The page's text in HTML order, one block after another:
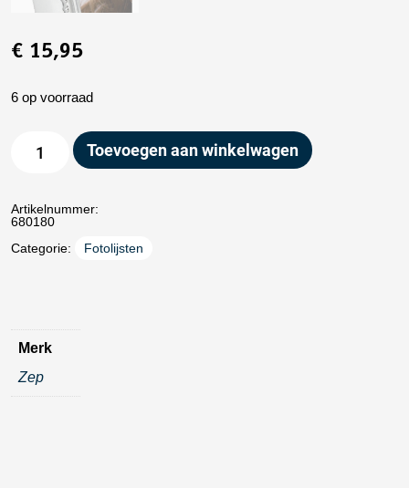
€ 15,95
6 op voorraad
Toevoegen aan winkelwagen
Artikelnummer:
680180
Categorie:
Fotolijsten
Merk
Zep